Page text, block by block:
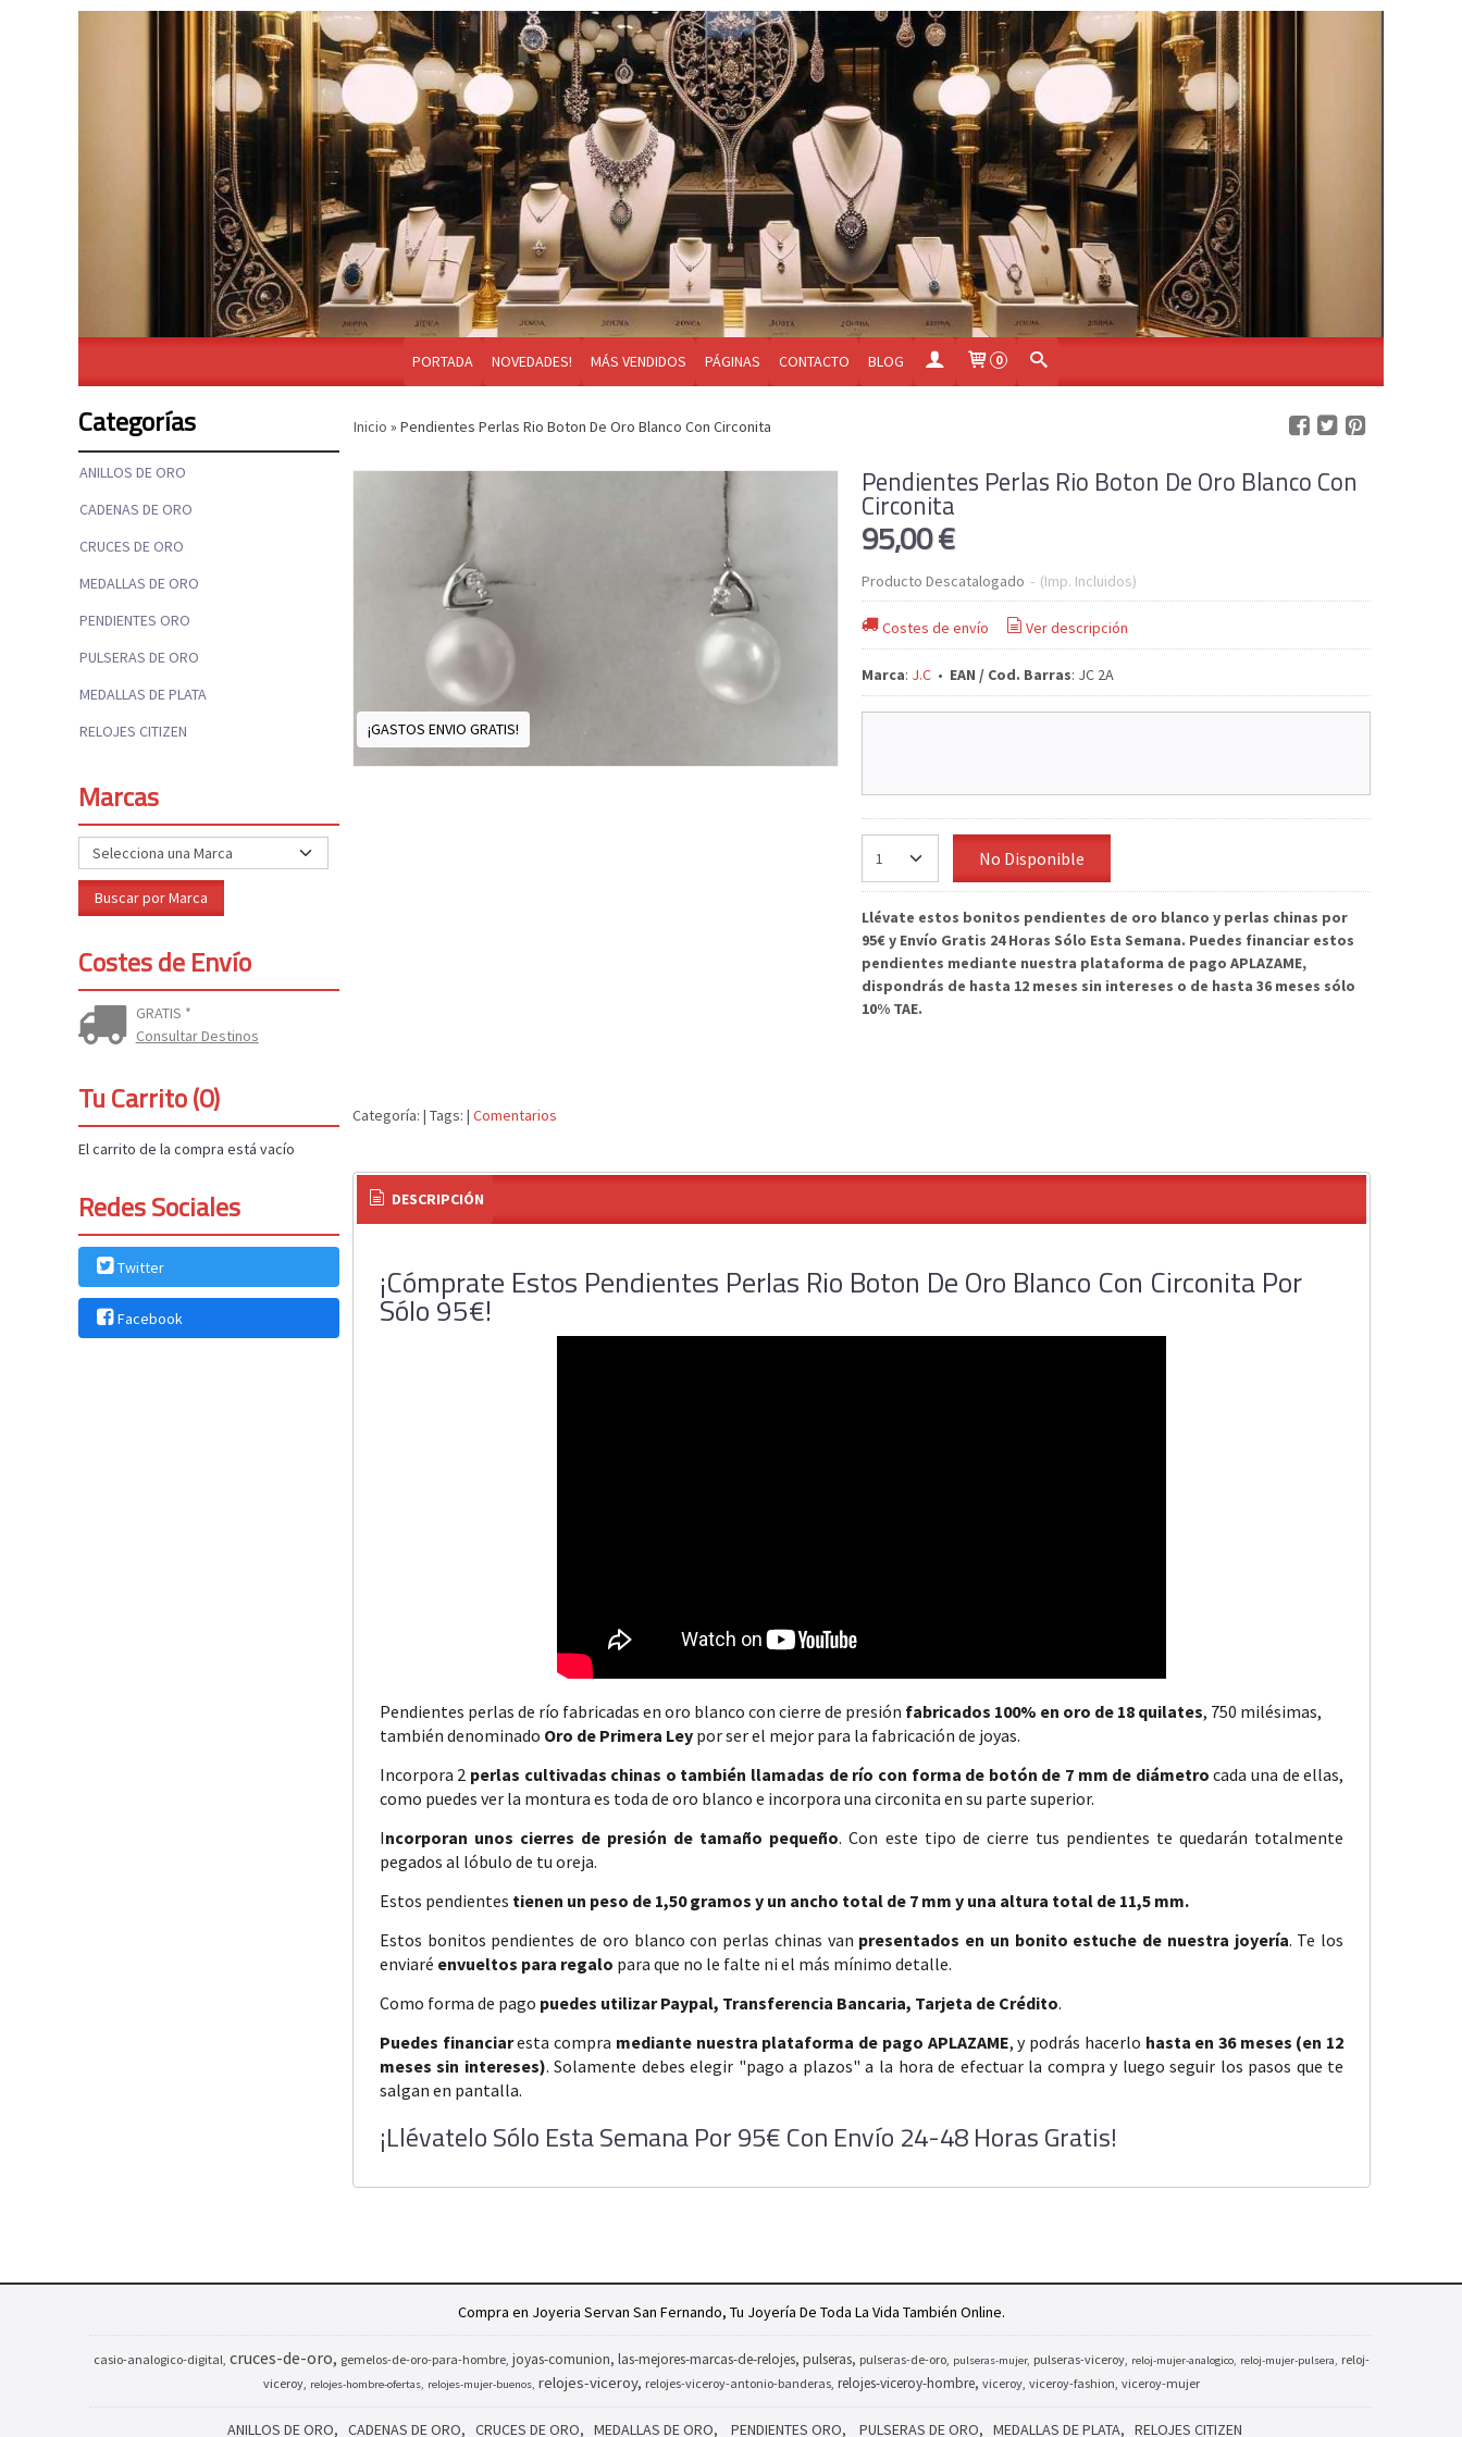
PORTADA NOVEDADES! MÁS VENDIDOS PÁGINAS CONTACTO BLOG 0
Categorías
ANILLOS DE ORO
CADENAS DE ORO
CRUCES DE ORO
MEDALLAS DE ORO
PENDIENTES ORO
PULSERAS DE ORO
MEDALLAS DE PLATA
RELOJES CITIZEN
Marcas
Costes de Envío
GRATIS *
Consultar Destinos
Tu Carrito (0)
El carrito de la compra está vacío
Redes Sociales
Twitter
Facebook
Inicio » Pendientes Perlas Rio Boton De Oro Blanco Con Circonita
¡GASTOS ENVIO GRATIS!
Pendientes Perlas Rio Boton De Oro Blanco Con
Circonita
95,00 €
Producto Descatalogado - (Imp. Incluidos)
Costes de envío Ver descripción
Marca: J.C • EAN / Cod. Barras: JC 2A
No Disponible
Llévate estos bonitos pendientes de oro blanco y perlas chinas por
95€ y Envío Gratis 24 Horas Sólo Esta Semana. Puedes financiar estos
pendientes mediante nuestra plataforma de pago APLAZAME,
dispondrás de hasta 12 meses sin intereses o de hasta 36 meses sólo
10% TAE.
Categoría: | Tags: | Comentarios
DESCRIPCIÓN
¡Cómprate Estos Pendientes Perlas Rio Boton De Oro Blanco Con Circonita Por
Sólo 95€!
Pendientes perlas de río fabricadas en oro blanco con cierre de presión fabricados 100% en oro de 18 quilates, 750 milésimas,
también denominado Oro de Primera Leypor ser el mejor para la fabricación de joyas.
Incorpora 2 perlas cultivadas chinas o también llamadas de río con forma de botón de 7 mm de diámetro cada una de ellas,
como puedes ver la montura es toda de oro blanco e incorpora una circonita en su parte superior.
Incorporan unos cierres de presión de tamaño pequeño. Con este tipo de cierre tus pendientes te quedarán totalmente
pegados al lóbulo de tu oreja.
Estos pendientes tienen un peso de 1,50 gramos y un ancho total de 7 mm y una altura total de 11,5 mm.
Estos bonitos pendientes de oro blanco con perlas chinas van presentados en un bonito estuche de nuestra joyería. Te los
enviaré envueltos para regalo para que no le falte ni el más mínimo detalle.
Como forma de pago puedes utilizar Paypal, Transferencia Bancaria, Tarjeta de Crédito.
Puedes financiaresta compra mediante nuestra plataforma de pago APLAZAME, y podrás hacerlo hasta en 36 meses (en 12
meses sin intereses). Solamente debes elegir "pago a plazos" a la hora de efectuar la compra y luego seguir los pasos que te
salgan en pantalla.
¡Llévatelo Sólo Esta Semana Por 95€ Con Envío 24-48 Horas Gratis!
Compra en Joyeria Servan San Fernando, Tu Joyería De Toda La Vida También Online.
casio-analogico-digital cruces-de-oro gemelos-de-oro-para-hombre joyas-comunion las-mejores-marcas-de-relojes pulseras pulseras-de-oro pulseras-mujer pulseras-viceroy reloj-mujer-analogico reloj-mujer-pulsera
reloj-
viceroy relojes-hombre-ofertas relojes-mujer-buenos relojes-viceroy relojes-viceroy-antonio-banderas relojes-viceroy-hombre viceroy viceroy-fashion viceroy-mujer
ANILLOS DE ORO CADENAS DE ORO CRUCES DE ORO MEDALLAS DE ORO PENDIENTES ORO PULSERAS DE ORO MEDALLAS DE PLATA RELOJES CITIZEN